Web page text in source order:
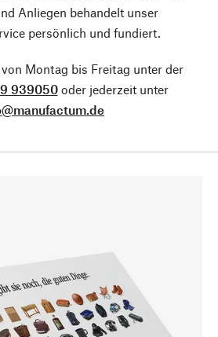
Anliegen behandelt unser
persönlich und fundiert.
Montag bis Freitag unter der
939050oder jederzeit unter